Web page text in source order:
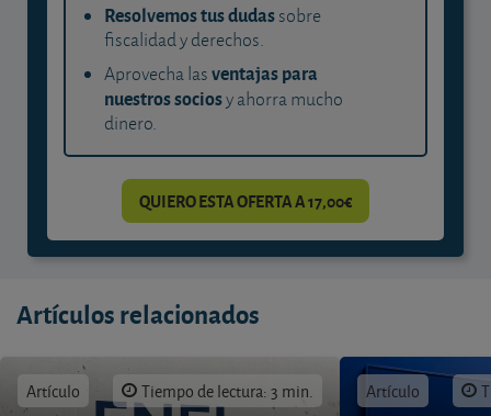
Resolvemos tus dudassobre
fiscalidad y derechos.
Aprovecha lasventajas para
nuestros sociosy ahorra mucho
dinero.
QUIERO ESTA OFERTA A 17,00€
Artículos relacionados
Artículo Tiempo de lectura: 3 min. Artículo